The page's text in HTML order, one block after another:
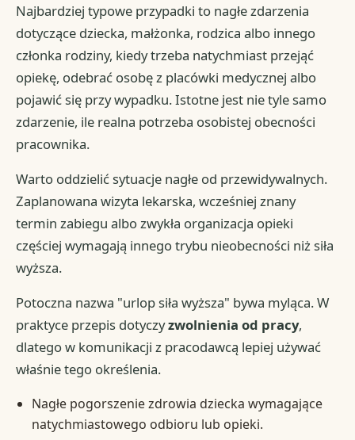
Najbardziej typowe przypadki to nagłe zdarzenia
dotyczące dziecka, małżonka, rodzica albo innego
członka rodziny, kiedy trzeba natychmiast przejąć
opiekę, odebrać osobę z placówki medycznej albo
pojawić się przy wypadku. Istotne jest nie tyle samo
zdarzenie, ile realna potrzeba osobistej obecności
pracownika.
Warto oddzielić sytuacje nagłe od przewidywalnych.
Zaplanowana wizyta lekarska, wcześniej znany
termin zabiegu albo zwykła organizacja opieki
częściej wymagają innego trybu nieobecności niż siła
wyższa.
Potoczna nazwa "urlop siła wyższa" bywa myląca. W
praktyce przepis dotyczyzwolnienia od pracy,
dlatego w komunikacji z pracodawcą lepiej używać
właśnie tego określenia.
Nagłe pogorszenie zdrowia dziecka wymagające
natychmiastowego odbioru lub opieki.